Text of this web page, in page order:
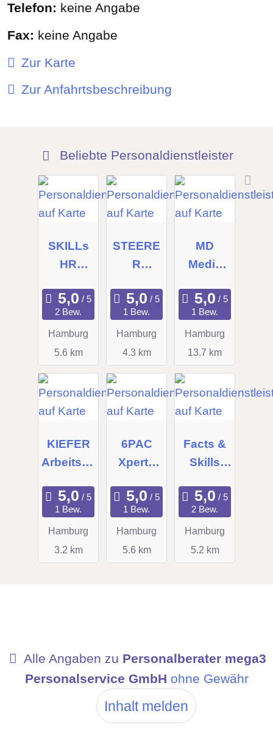
Telefon: keine Angabe
Fax: keine Angabe
Zur Karte
Zur Anfahrtsbeschreibung
Beliebte Personaldienstleister
SKILLs
HR
GmbH
2 Bew.
Hamburg
5.6 km
STEERE
R
ng GmbH
1 Bew.
Hamburg
4.3 km
MD
Media
1 Bew.
Hamburg
13.7 km
KIEFER
Arbeitsve
&
Personal
beratung
1 Bew.
Hamburg
3.2 km
6PAC
Xperts
1 Bew.
Hamburg
5.6 km
Facts &
Skills
Co. KG
2 Bew.
Hamburg
5.2 km
Alle Angaben zu Personalberater mega3
Personalservice GmbH ohne Gewähr
Inhalt melden